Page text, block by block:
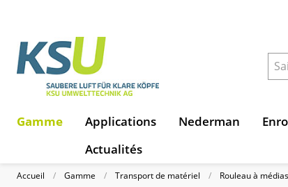
Gamme Applications Nederman
Actualités
Accueil Gamme Transport de matériel Rouleau à médias